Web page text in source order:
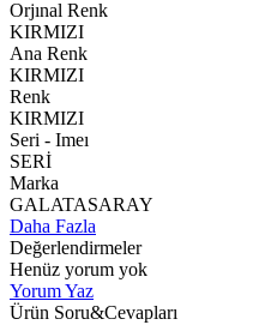
Orjınal Renk
KIRMIZI
Ana Renk
KIRMIZI
Renk
KIRMIZI
Seri - Imeı
SERİ
Marka
GALATASARAY
Daha Fazla
Değerlendirmeler
Henüz yorum yok
Yorum Yaz
Ürün Soru&Cevapları